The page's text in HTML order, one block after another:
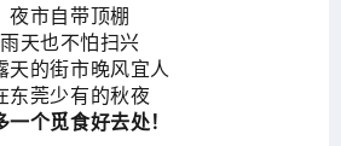
夜市自带顶棚
雨天也不怕扫兴
天的街市晚风宜人
东莞少有的秋夜
一个觅食好去处！